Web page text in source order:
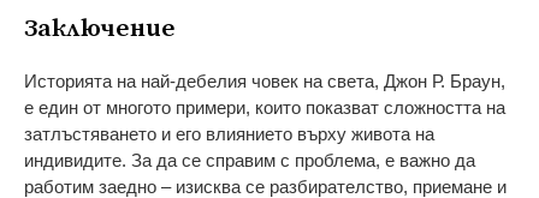
Заключение
Историята на най-дебелия човек на света, Джон Р. Браун,
е един от многото примери, които показват сложността на
затлъстяването и его влиянието върху живота на
индивидите. За да се справим с проблема, е важно да
работим заедно – изисква се разбирателство, приемане и